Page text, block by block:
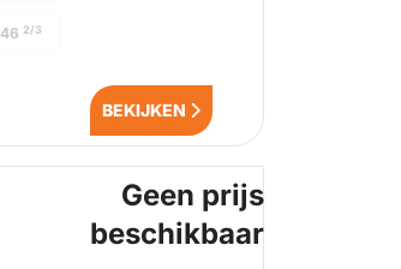
Geen prijs
beschikbaar
46 2/3
BEKIJKEN